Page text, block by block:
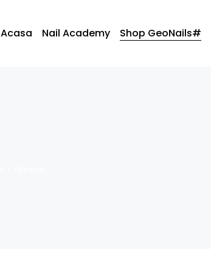
Acasa Nail Academy Shop GeoNails#